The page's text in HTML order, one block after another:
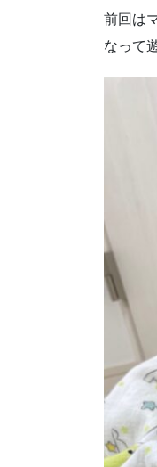
前回は
なって